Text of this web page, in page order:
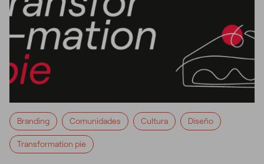
Branding Comunidades Cultura Diseño
Transformation pie